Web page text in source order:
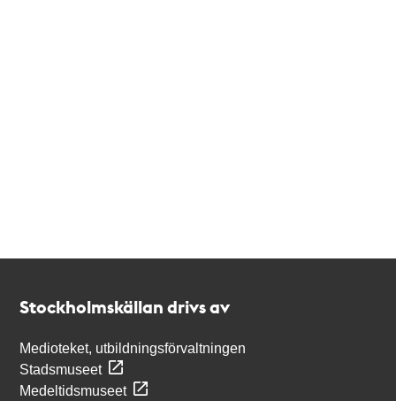
Stockholmskällan drivs av
Medioteket, utbildningsförvaltningen
Stadsmuseet
Medeltidsmuseet